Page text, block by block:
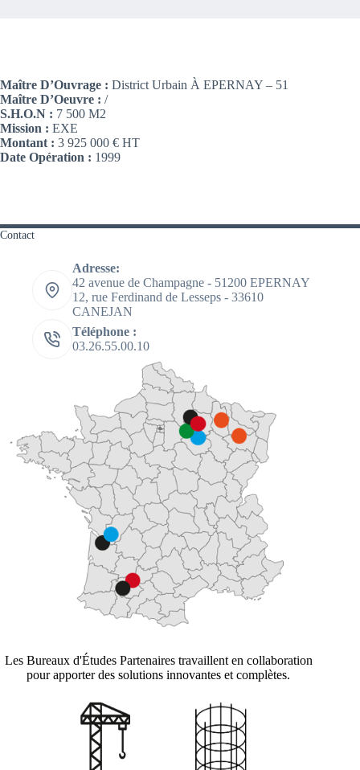
Maître D’Ouvrage : District Urbain À EPERNAY – 51
Maître D’Oeuvre : /
S.H.O.N : 7 500 M2
Mission : EXE
Montant : 3 925 000 € HT
Date Opération : 1999
Contact
Adresse:
42 avenue de Champagne - 51200 EPERNAY
12, rue Ferdinand de Lesseps - 33610
CANEJAN
Téléphone :
03.26.55.00.10
Les Bureaux d'Études Partenaires travaillent en collaboration
pour apporter des solutions innovantes et complètes.